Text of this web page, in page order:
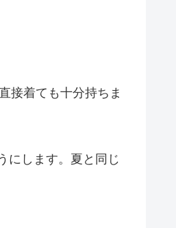
接着ても十分持ちま
にします。夏と同じ